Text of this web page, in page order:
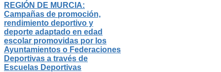
REGIÓN DE MURCIA:
Campañas de promoción,
rendimiento deportivo y
deporte adaptado en edad
escolar promovidas por los
Ayuntamientos o Federaciones
Deportivas a través de
Escuelas Deportivas